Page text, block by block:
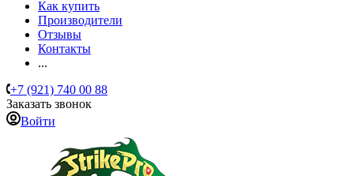
Как купить
Производители
Отзывы
Контакты
...
+7 (921) 740 00 88
Заказать звонок
Войти